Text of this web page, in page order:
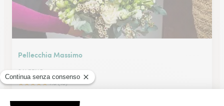
Pellecchia Massimo
SALERNO
★★★★★4.6 (16)